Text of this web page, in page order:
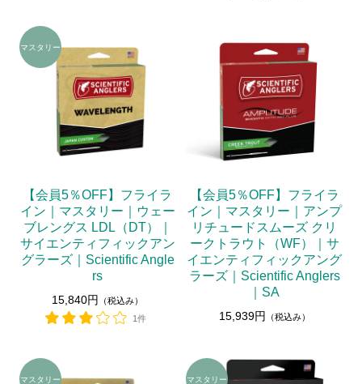
【会員5％OFF】フライラ
イン｜マスタリー｜ウェー
ブレングス LDL（DT）｜
サイエンティフィックアン
グラーズ｜Scientific Angle
rs
15,840円
（税込み）
1件
【会員5％OFF】フライラ
イン｜マスタリー｜アンプ
リチュードスムーズ クリ
ークトラウト（WF）｜サ
イエンティフィックアング
ラーズ｜Scientific Anglers
｜SA
15,939円 （税込み）